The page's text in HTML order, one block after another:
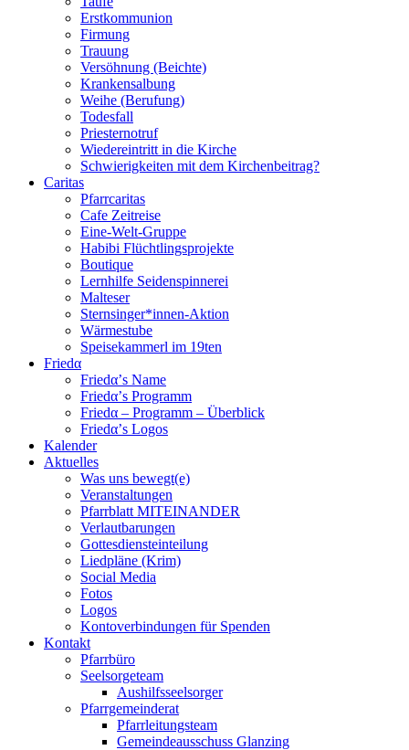
Erstkommunion
Firmung
Trauung
Versöhnung (Beichte)
Krankensalbung
Weihe (Berufung)
Todesfall
Priesternotruf
Wiedereintritt in die Kirche
Schwierigkeiten mit dem Kirchenbeitrag?
Caritas
Pfarrcaritas
Cafe Zeitreise
Eine-Welt-Gruppe
Habibi Flüchtlingsprojekte
Boutique
Lernhilfe Seidenspinnerei
Malteser
Sternsinger*innen-Aktion
Wärmestube
Speisekammerl im 19ten
Friedα
Friedα’s Name
Friedα’s Programm
Friedα – Programm – Überblick
Friedα’s Logos
Kalender
Aktuelles
Was uns bewegt(e)
Veranstaltungen
Pfarrblatt MITEINANDER
Verlautbarungen
Gottesdiensteinteilung
Liedpläne (Krim)
Social Media
Fotos
Logos
Kontoverbindungen für Spenden
Kontakt
Pfarrbüro
Seelsorgeteam
Aushilfsseelsorger
Pfarrgemeinderat
Pfarrleitungsteam
Gemeindeausschuss Glanzing